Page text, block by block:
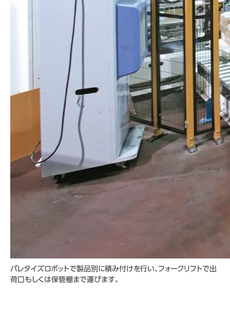
パレタイズロボットで製品別に積み付けを行い、フォークリフトで出
荷口もしくは保管棚まで運びます。